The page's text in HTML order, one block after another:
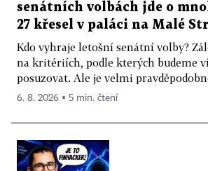
senátních volbách jde o
27 křesel v paláci na Malé
Kdo vyhraje letošní senátní volby?
na kritériích, podle kterých budeme
posuzovat. Ale je velmi
6. 8. 2026 ▪ 5 min. čtení